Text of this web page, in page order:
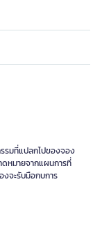
รมที่แปลกไปของจอง
หมายจากแผนการที่
งจะรับมือกบการ